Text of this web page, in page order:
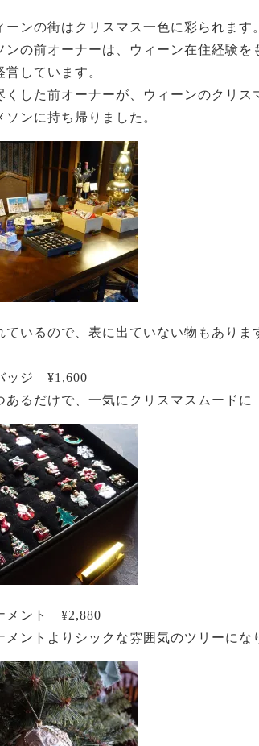
ーンの街はクリスマス一色に彩られます。
ンの前オーナーは、ウィーン在住経験を
しています。
くした前オーナーが、ウィーンのクリス
ソンに持ち帰りました。
ているので、表に出ていない物もありま
ッジ ¥1,600
あるだけで、一気にクリスマスムードに
メント ¥2,880
メントよりシックな雰囲気のツリーにな